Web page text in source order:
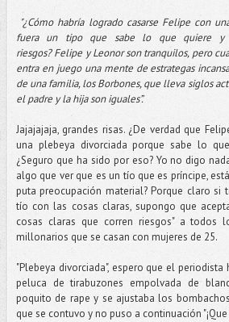
"¿Cómo habría logrado casarse Felipe con
fuera un tipo que sabe lo que quiere y
riesgos?Felipe y Leonor son tranquilos, pero
entra en juego una mente de estrategas
de una familia, los Borbones, que lleva siglos
el padre y la hija son iguales”.
Jajajajaja, grandes risas. ¿De verdad que
una plebeya divorciada porque sabe lo
¿Seguro que ha sido por eso? Yo no digo
algo que ver que es un tío que es príncipe,
puta preocupación material? Porque claro si
tío con las cosas claras, supongo que
cosas claras que corren riesgos" a todos
millonarios que se casan con mujeres de 25.
"Plebeya divorciada", espero que el
peluca de tirabuzones empolvada de
poquito de rape y se ajustaba los
que se contuvo y no puso a continuación